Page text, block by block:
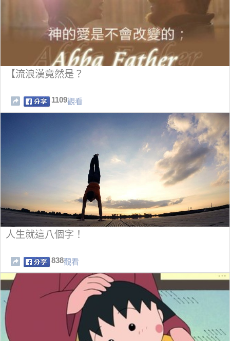
【流浪漢竟然是？
1109觀看
人生就這八個字！
838觀看